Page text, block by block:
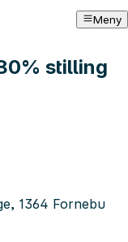
Meny
stilling
1364 Fornebu